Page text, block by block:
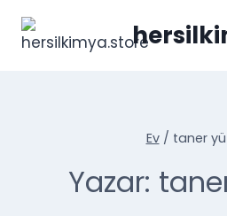
geç
Ev / taner
Yazar: